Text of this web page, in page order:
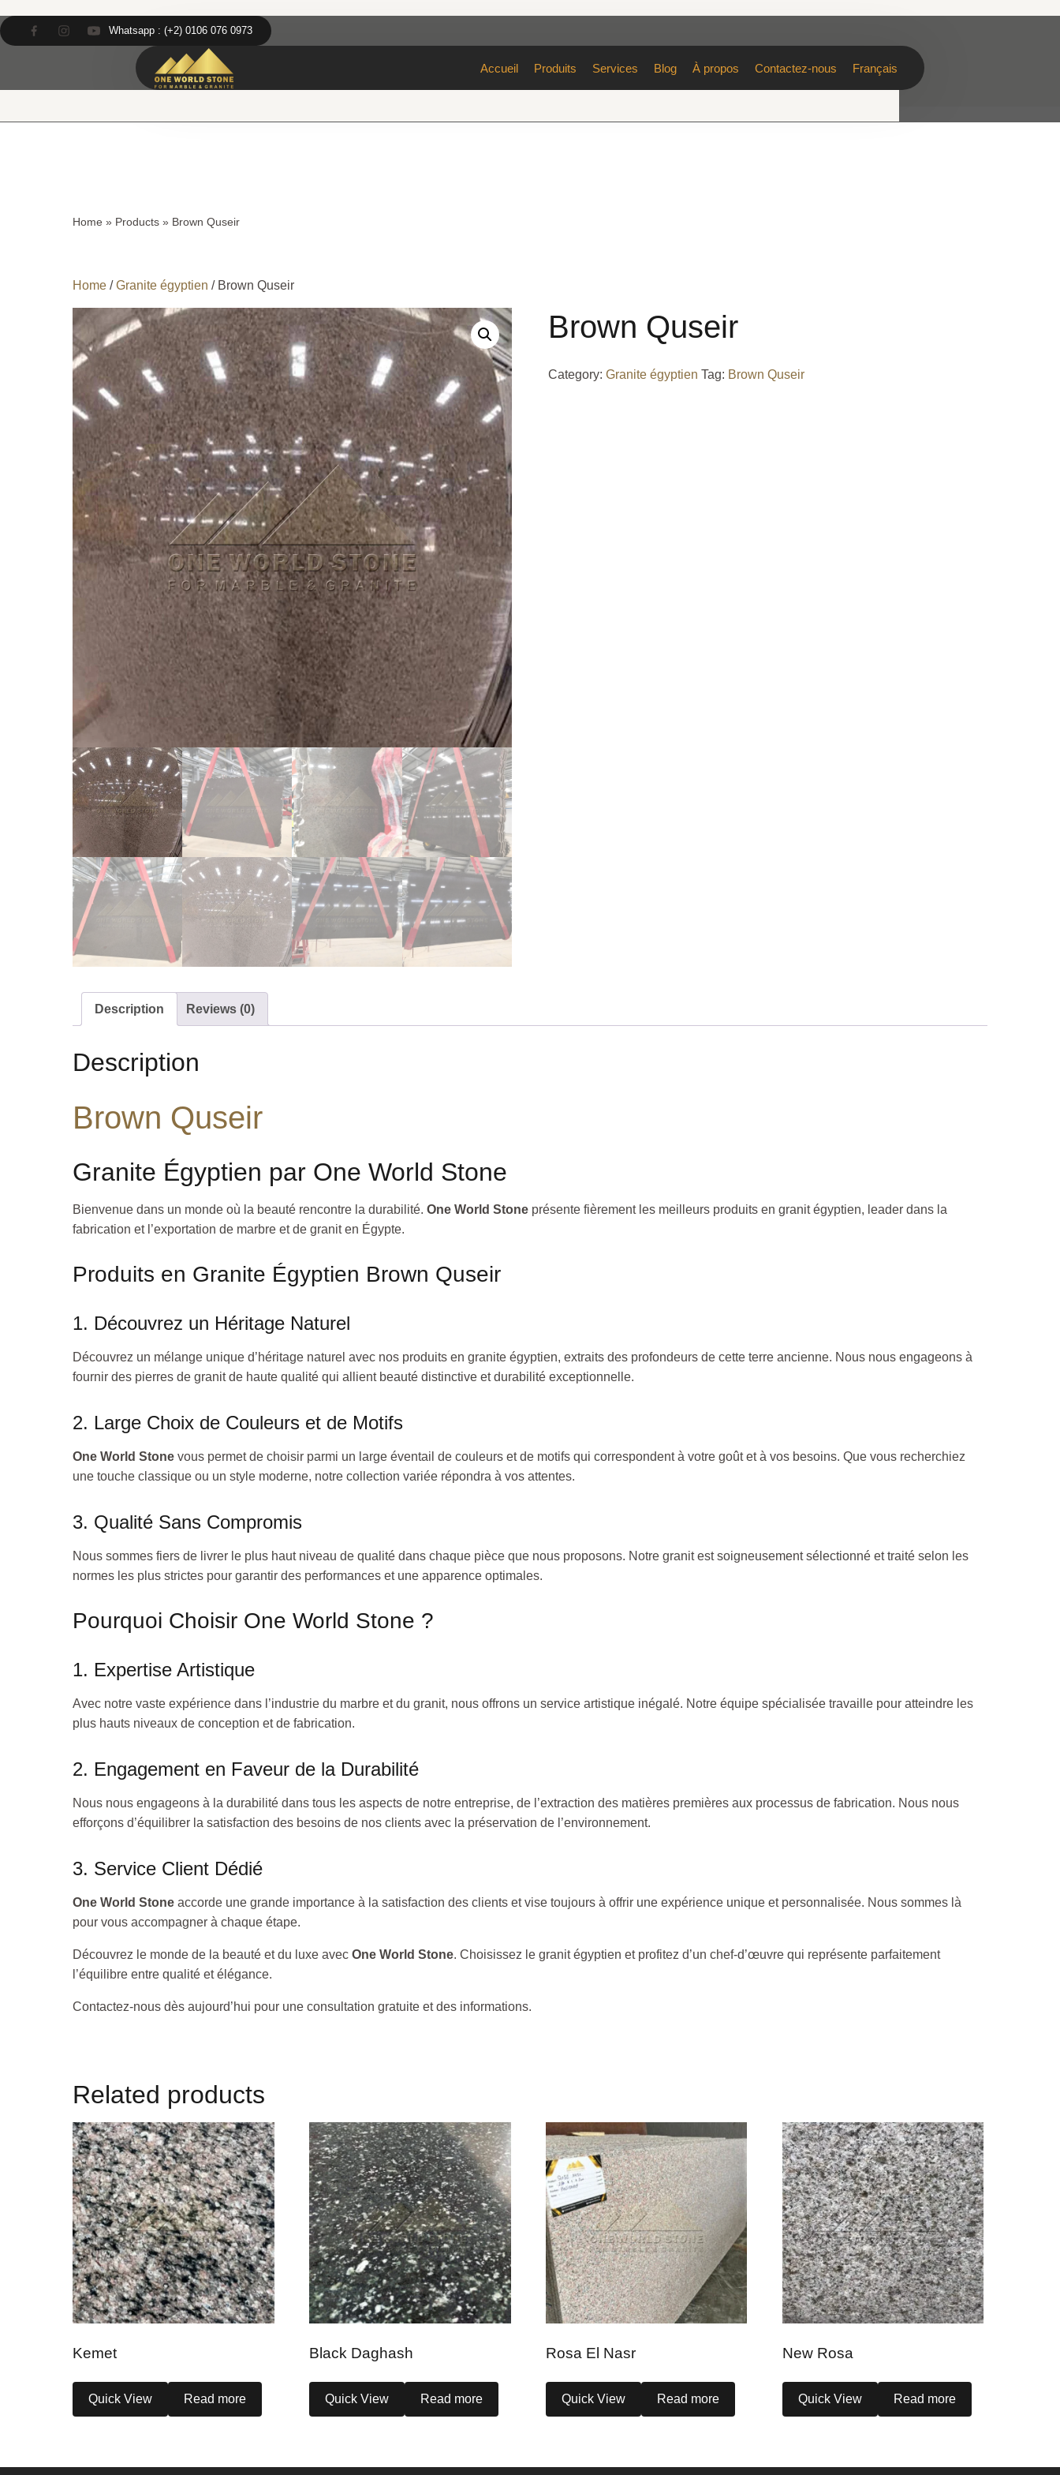
Whatsapp : (+2) 0106 076 0973
Accueil Produits Services Blog À propos Contactez-nous Français
to
content
to
content
Home » Products » Brown Quseir
Home /Granite égyptien / Brown Quseir
Brown Quseir
Category:Granite égyptien Tag: Brown Quseir
Description Reviews (0)
Description
Brown Quseir
Granite Égyptien par One World Stone
Bienvenue dans un monde où la beauté rencontre la durabilité. One World Stone présente fièrement les meilleurs produits en granit égyptien, leader dans la
fabrication et l’exportation de marbre et de granit en Égypte.
Produits en Granite Égyptien Brown Quseir
1. Découvrez un Héritage Naturel
Découvrez un mélange unique d’héritage naturel avec nos produits en granite égyptien, extraits des profondeurs de cette terre ancienne. Nous nous engageons à
fournir des pierres de granit de haute qualité qui allient beauté distinctive et durabilité exceptionnelle.
2. Large Choix de Couleurs et de Motifs
One World Stone vous permet de choisir parmi un large éventail de couleurs et de motifs qui correspondent à votre goût et à vos besoins. Que vous recherchiez
une touche classique ou un style moderne, notre collection variée répondra à vos attentes.
3. Qualité Sans Compromis
Nous sommes fiers de livrer le plus haut niveau de qualité dans chaque pièce que nous proposons. Notre granit est soigneusement sélectionné et traité selon les
normes les plus strictes pour garantir des performances et une apparence optimales.
Pourquoi Choisir One World Stone ?
1. Expertise Artistique
Avec notre vaste expérience dans l’industrie du marbre et du granit, nous offrons un service artistique inégalé. Notre équipe spécialisée travaille pour atteindre les
plus hauts niveaux de conception et de fabrication.
2. Engagement en Faveur de la Durabilité
Nous nous engageons à la durabilité dans tous les aspects de notre entreprise, de l’extraction des matières premières aux processus de fabrication. Nous nous
efforçons d’équilibrer la satisfaction des besoins de nos clients avec la préservation de l’environnement.
3. Service Client Dédié
One World Stone accorde une grande importance à la satisfaction des clients et vise toujours à offrir une expérience unique et personnalisée. Nous sommes là
pour vous accompagner à chaque étape.
Découvrez le monde de la beauté et du luxe avec One World Stone. Choisissez le granit égyptien et profitez d’un chef-d’œuvre qui représente parfaitement
l’équilibre entre qualité et élégance.
Contactez-nous dès aujourd’hui pour une consultation gratuite et des informations.
Related products
Kemet
Quick View Read more
Black Daghash
Quick View Read more
Rosa El Nasr
Quick View Read more
New Rosa
Quick View Read more